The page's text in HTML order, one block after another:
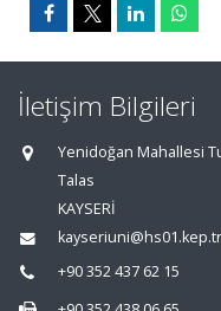
İletişim Bilgileri
Yenidoğan Mahallesi
Talas
KAYSERİ
kayseriuni@hs01.kep.tr
+90 352 437 62 15